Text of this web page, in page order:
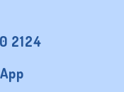
2124